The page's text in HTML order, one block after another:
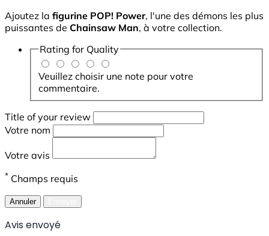
Ajoutez la figurine POP! Power, l'une des démons les plus
puissantes de Chainsaw Man, à votre collection.
Rating for Quality
Veuillez choisir une note pour votre
commentaire.
Title of your review
Votre nom
Votre avis
* Champs requis
Annuler
Avis envoyé